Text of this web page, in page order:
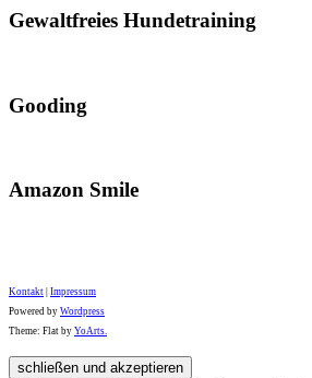
Gewaltfreies Hundetraining
Gooding
Amazon Smile
Kontakt Impressum
Powered by Wordpress
Theme: Flat by YoArts.